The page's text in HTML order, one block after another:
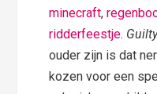
minecraft,
ridderfeestje.
ouder zijn is dat
kozen voor een